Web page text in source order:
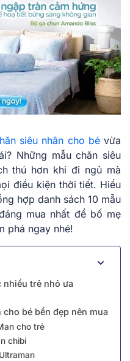
siêu nhân cho bévừa
Những mẫu chăn siêu
thú hơn khi đi ngủ mà
điều kiện thời tiết. Hiểu
hợp danh sách 10 mẫu
mua nhất để bố mẹ
phá ngay nhé!
nhiều trẻ nhỏ ưa
cho bé bền đẹp nên mua
cho trẻ
chibi